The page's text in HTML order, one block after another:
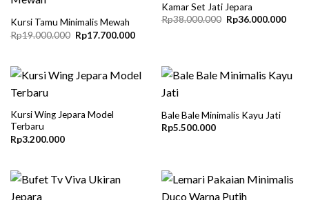
Kursi Tamu Minimalis Mewah
Rp19.000.000 Original
price
Rp17.700.000Current
Kamar Set Jati Jepara
Rp38.000.000 Original
price
Rp36.000.000
Kursi Wing Jepara Model
Terbaru
Rp3.200.000
Bale Bale Minimalis Kayu Jati
Rp5.500.000